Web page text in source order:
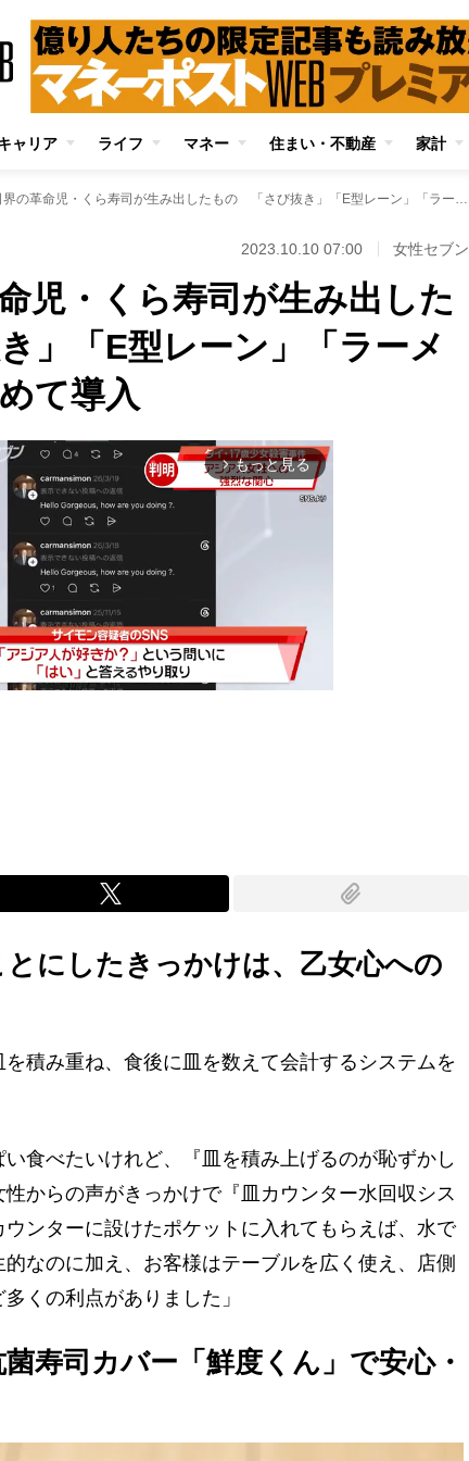
ャリア ライフ マネー 住まい・不動産 家計
回転寿司界の革命児・くら寿司が生み出したもの 「さび抜き」「E型レーン」「ラーメン」も業界で初めて導入
2023.10.10 07:00 女性セブン
児・くら寿司が生み出した
」「E型レーン」「ラーメ
て導入
arrow_forward_ios もっと見る
にしたきっかけは、乙女心への
積み重ね、食後に皿を数えて会計するシステムを
い食べたいけれど、『皿を積み上げるのが恥ずかし
からの声がきっかけで『皿カウンター水回収シス
ンターに設けたポケットに入れてもらえば、水で
なのに加え、お客様はテーブルを広く使え、店側
くの利点がありました」
寿司カバー「鮮度くん」で安心・